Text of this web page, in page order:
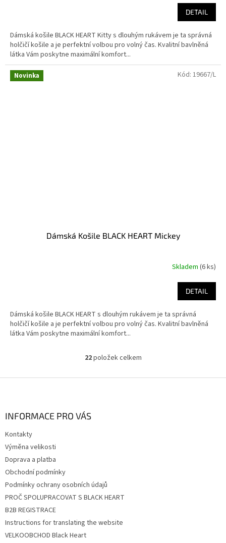
DETAIL
Dámská košile BLACK HEART Kitty s dlouhým rukávem je ta správná
holčičí košile a je perfektní volbou pro volný čas. Kvalitní bavlněná
látka Vám poskytne maximální komfort...
Novinka
Dámská Košile BLACK HEART Mickey
Skladem (6 ks)
DETAIL
Dámská košile BLACK HEART s dlouhým rukávem je ta správná
holčičí košile a je perfektní volbou pro volný čas. Kvalitní bavlněná
látka Vám poskytne maximální komfort...
Kód: 19667/L
O
l
ý
s
22položek celkem
INFORMACE PRO VÁS
Kontakty
Výměna velikosti
Doprava a platba
Obchodní podmínky
Podmínky ochrany osobních údajů
PROČ SPOLUPRACOVAT S BLACK HEART
B2B REGISTRACE
Instructions for translating the website
VELKOOBCHOD Black Heart